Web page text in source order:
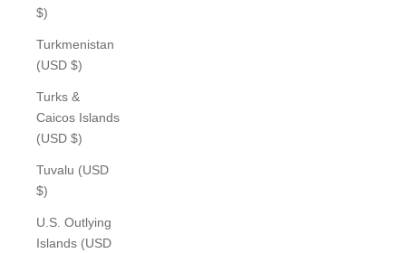
$)
Turkmenistan
(USD $)
Turks &
Caicos Islands
(USD $)
Tuvalu (USD
$)
U.S. Outlying
Islands (USD